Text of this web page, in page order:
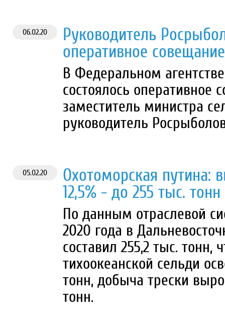
06.02.20
Руководитель
оперативное совещание
В Федеральном
состоялось оперативное
заместитель министра
руководитель
05.02.20
Охотоморская путина:
12,5% - до 255 тыс. тонн
По данным отраслевой
2020 года в
составил 255,2 тыс. тонн,
тихоокеанской сельди
тонн, добыча трески
тонн.